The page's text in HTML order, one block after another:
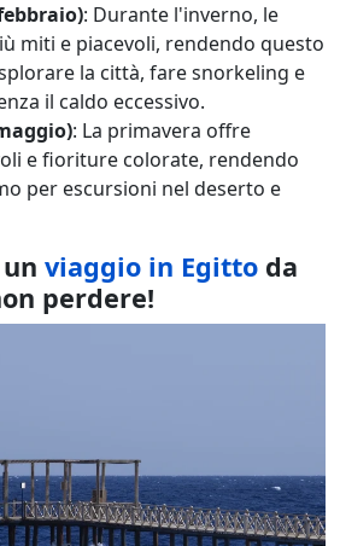
: Durante l'inverno, le
miti e piacevoli, rendendo questo
la città, fare snorkeling e
il caldo eccessivo.
: La primavera offre
e fioriture colorate, rendendo
per escursioni nel deserto e
viaggio in Egitto da
perdere!